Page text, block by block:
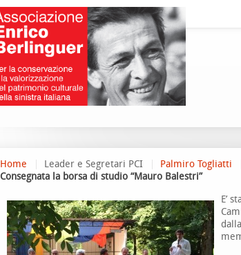
Home Leader e Segretari PCI Palmiro Togliatti
Consegnata la borsa di studio “Mauro Balestri”
E’